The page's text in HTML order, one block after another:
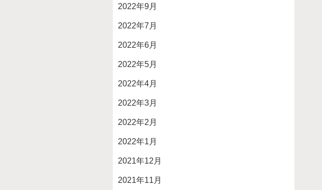
2022年9月
2022年7月
2022年6月
2022年5月
2022年4月
2022年3月
2022年2月
2022年1月
2021年12月
2021年11月